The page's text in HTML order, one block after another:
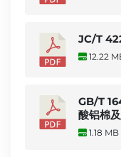
JC/T
12.22
GB/T
酸铝棉
1.18 MB